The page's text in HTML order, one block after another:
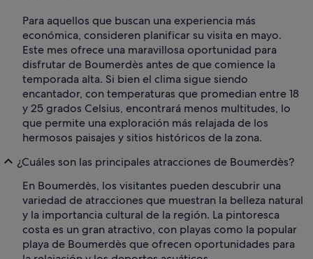
Para aquellos que buscan una experiencia más
económica, consideren planificar su visita en mayo.
Este mes ofrece una maravillosa oportunidad para
disfrutar de Boumerdès antes de que comience la
temporada alta. Si bien el clima sigue siendo
encantador, con temperaturas que promedian entre 18
y 25 grados Celsius, encontrará menos multitudes, lo
que permite una exploración más relajada de los
hermosos paisajes y sitios históricos de la zona.
¿Cuáles son las principales atracciones de Boumerdès?
En Boumerdès, los visitantes pueden descubrir una
variedad de atracciones que muestran la belleza natural
y la importancia cultural de la región. La pintoresca
costa es un gran atractivo, con playas como la popular
playa de Boumerdès que ofrecen oportunidades para